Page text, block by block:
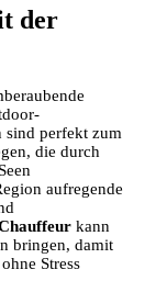
der
sind perfekt zum
die durch
aufregende
kann
bringen, damit
Stress